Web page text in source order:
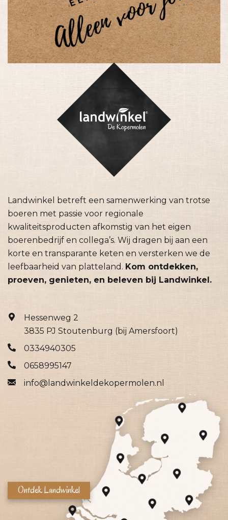
Landwinkel betreft een samenwerking van trotse
boeren met passie voor regionale
kwaliteitsproducten afkomstig van het eigen
boerenbedrijf en collega’s. Wij dragen bij aan een
korte en transparante keten en versterken we de
leefbaarheid van platteland. Kom ontdekken,
proeven, genieten, en beleven bij Landwinkel.
Hessenweg 2
3835 PJ Stoutenburg (bij Amersfoort)
0334940305
0658995147
info@landwinkeldekopermolen.nl
Ontdek Landwinkel